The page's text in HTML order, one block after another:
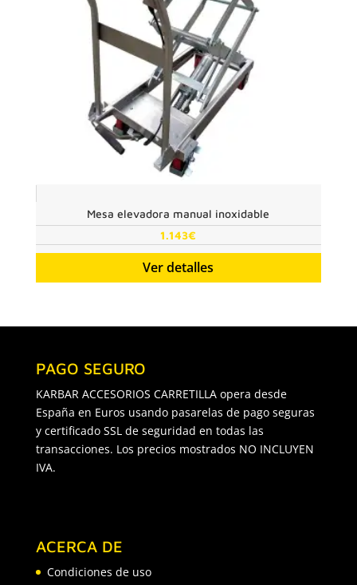
Mesa elevadora manual inoxidable
1.143€
Ver detalles
PAGO SEGURO
KARBAR ACCESORIOS CARRETILLA opera desde
España en Euros usando pasarelas de pago seguras
y certificado SSL de seguridad en todas las
transacciones. Los precios mostrados NO INCLUYEN
IVA.
ACERCA DE
Condiciones de uso